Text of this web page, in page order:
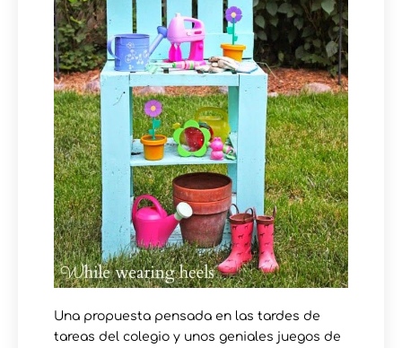
Una propuesta pensada en las tardes de
tareas del colegio y unos geniales juegos de